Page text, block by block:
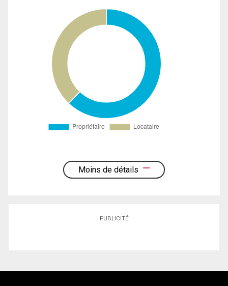
Moins de détails
PUBLICITÉ